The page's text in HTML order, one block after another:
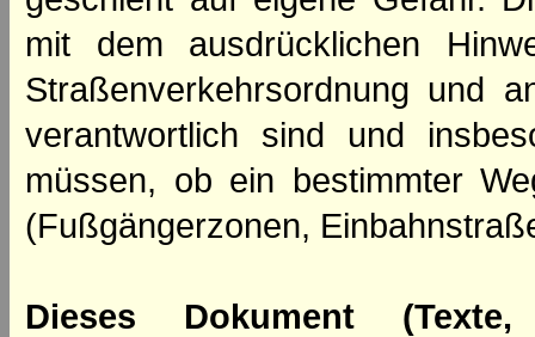
mit dem ausdrücklichen
Straßenverkehrsordnung und
verantwortlich sind und
müssen, ob ein bestimmter
(Fußgängerzonen,
Dieses Dokument